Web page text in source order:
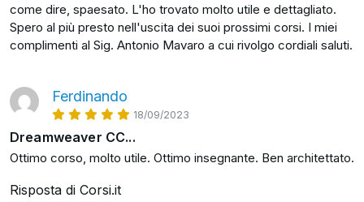
come creare una struttura logica per i tuoi
contenuti;
come generare un codice chiaro e accessibile;
come utilizzare i potenti strumenti CSS in
Dreamweaver per personalizzare rapidamente il
look and feel del tuo sito;
come convalidare le pagine secondo i più recenti
standard;
come dire, spaesato. L'ho trovato molto utile e dettagliato.
Spero al più presto nell'uscita dei suoi prossimi corsi. I miei
complimenti al Sig. Antonio Mavaro a cui rivolgo cordiali saluti.
Ferdinando
18/09/2023
Dreamweaver CC...
Ottimo corso, molto utile. Ottimo insegnante. Ben architettato.
Risposta di Corsi.it